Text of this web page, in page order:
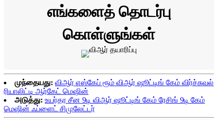
எங்களைத் தொடர்பு
கொள்ளுங்கள்
முந்தையது: விஆர் எஸ்கேப் ரூம் விஆர் ஷூட்டிங் கேம் விர்ச்சுவல்
ரியாலிட்டி ஆர்கேட் மெஷின்
அடுத்து: உயர்தர சீன 9டி விஆர் ஷூட்டிங் கேம் ரேசிங் 9டி கேம்
மெஷின் ஃப்ளைட் சிமுலேட்டர்